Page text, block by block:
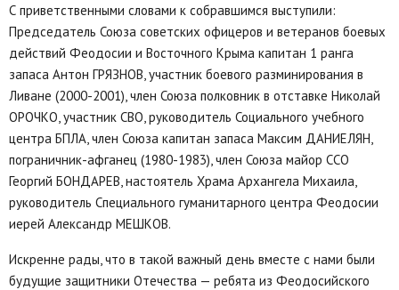
С приветственными словами к собравшимся выступили:
Председатель Союза советских офицеров и ветеранов боевых
действий Феодосии и Восточного Крыма капитан 1 ранга
запаса Антон ГРЯЗНОВ, участник боевого разминирования в
Ливане (2000-2001), член Союза полковник в отставке Николай
ОРОЧКО, участник СВО, руководитель Социального учебного
центра БПЛА, член Союза капитан запаса Максим ДАНИЕЛЯН,
пограничник-афганец (1980-1983), член Союза майор ССО
Георгий БОНДАРЕВ, настоятель Храма Архангела Михаила,
руководитель Специального гуманитарного центра Феодосии
иерей Александр МЕШКОВ.
Искренне рады, что в такой важный день вместе с нами были
будущие защитники Отечества — ребята из Феодосийского